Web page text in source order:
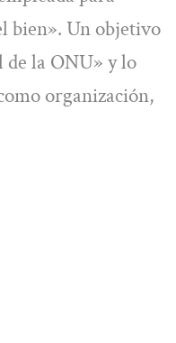
bien». Un objetivo
de la ONU» y lo
organización,